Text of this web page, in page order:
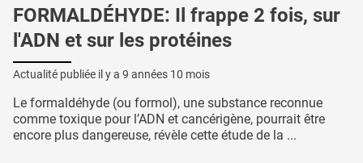
FORMALDÉHYDE: Il frappe 2 fois, sur
l'ADN et sur les protéines
Actualité publiée il y a 9 années 10 mois
Le formaldéhyde (ou formol), une substance reconnue
comme toxique pour l’ADN et cancérigène, pourrait être
encore plus dangereuse, révèle cette étude de la ...